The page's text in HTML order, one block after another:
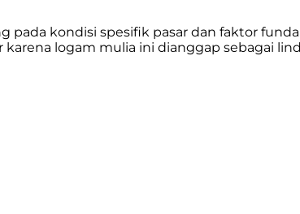
kondisi spesifik pasar dan faktor
logam mulia ini dianggap sebagai